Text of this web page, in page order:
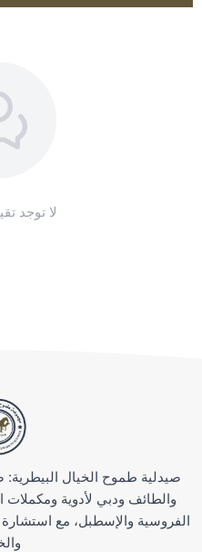
اطلب
لا توجد
صيدلية طموح الخيال
والطائف ودبي لأدوية ومكملات
الفروسية والإسطبل، مع